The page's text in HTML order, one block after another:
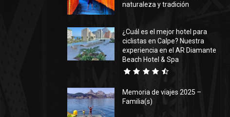
naturaleza y tradición
¿Cuál es el mejor hotel para
ciclistas en Calpe? Nuestra
experiencia en el AR Diamante
Beach Hotel & Spa
Memoria de viajes 2025 –
Familia(s)